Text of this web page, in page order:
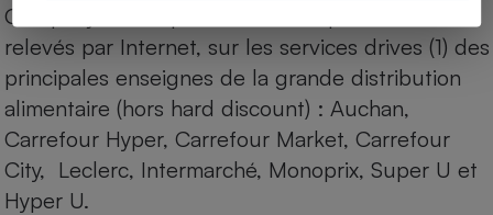
Chaque jour, les prix de tous les produits sont
relevés par Internet, sur les services drives (1) des
principales enseignes de la grande distribution
alimentaire (hors hard discount) : Auchan,
Carrefour Hyper, Carrefour Market, Carrefour
City, Leclerc, Intermarché, Monoprix, Super U et
Hyper U.